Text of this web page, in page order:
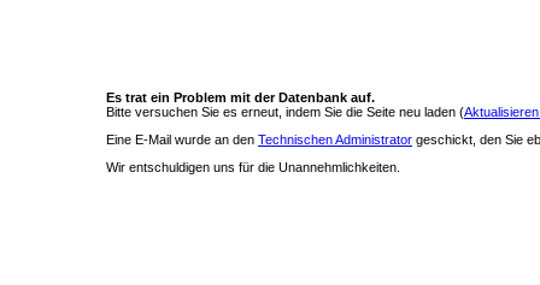
Es trat ein Problem mit der Datenbank auf.
Bitte versuchen Sie es erneut, indem Sie die Seite neu laden (
Eine E-Mail wurde an den Technischen Administrator geschickt, den Sie
Wir entschuldigen uns für die Unannehmlichkeiten.